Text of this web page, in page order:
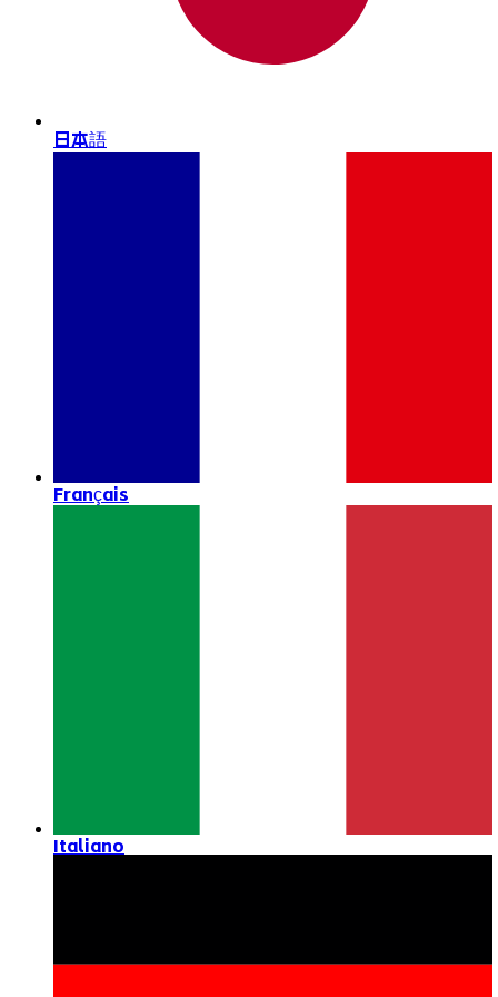
日本語
Français
Italiano